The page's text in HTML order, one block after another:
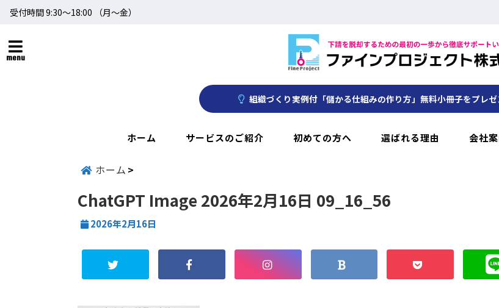
受付時間 9:30～18:00 （月〜金）
menu
組織づくり実例付「儲かる仕組みの作り方」無料小冊子をプレ
ホーム サービスのご紹介 初めての方へ 選ばれる理由 会社
ホーム
ChatGPT Image 2026年2月16日 09_16_56
2026年2月16日